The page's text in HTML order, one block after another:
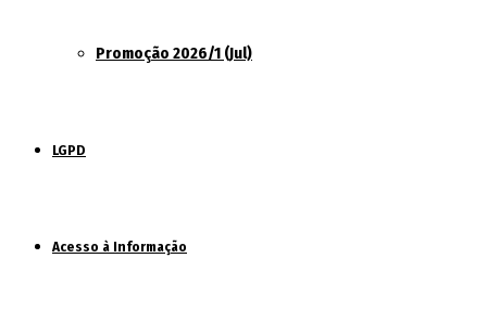
Promoção 2026/1 (Jul)
LGPD
Acesso à Informação